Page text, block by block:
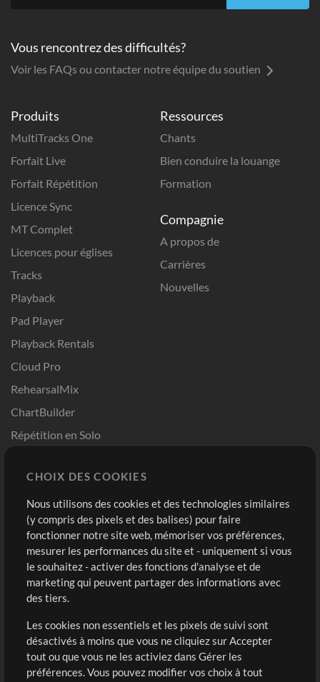
Produits
MultiTracks One
Forfait Live
Forfait Répétition
Licence Sync
MT Complet
Licences pour églises
Tracks
Playback
Pad Player
Playback Rentals
Cloud Pro
RehearsalMix
ChartBuilder
Répétition en Solo
Modèles ProPresenter
Sons
Ressources
Chants
Bien conduire la louange
Formation
Compagnie
A propos de
Carrières
Nouvelles
Boutique
Acheter des crédits
Contenu gratuit
Demander les pistes
Extras
Sessions
Compte
Connexion
S'inscrire
Vous rencontrez des difficultés?
Voir les FAQs ou contacter notre équipe du soutien
CHOIX DES COOKIES
Nous utilisons des cookies et des technologies similaires
(y compris des pixels et des balises) pour faire
fonctionner notre site web, mémoriser vos préférences,
mesurer les performances du site et - uniquement si vous
le souhaitez - activer des fonctions d'analyse et de
marketing qui peuvent partager des informations avec
des tiers.
Les cookies non essentiels et les pixels de suivi sont
désactivés à moins que vous ne cliquiez sur Accepter
tout ou que vous ne les activiez dans Gérer les
préférences. Vous pouvez modifier vos choix à tout